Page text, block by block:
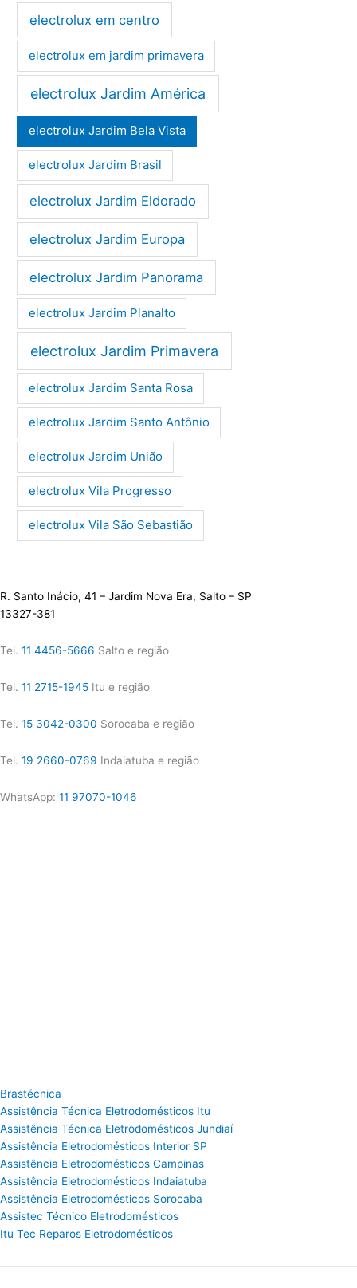
electrolux em centro
electrolux em jardim primavera
electrolux Jardim América
electrolux Jardim Bela Vista
electrolux Jardim Brasil
electrolux Jardim Eldorado
electrolux Jardim Europa
electrolux Jardim Panorama
electrolux Jardim Planalto
electrolux Jardim Primavera
electrolux Jardim Santa Rosa
electrolux Jardim Santo Antônio
electrolux Jardim União
electrolux Vila Progresso
electrolux Vila São Sebastião
R. Santo Inácio, 41 – Jardim Nova Era, Salto – SP
13327-381
Tel. 11 4456-5666 Salto e região
Tel. 11 2715-1945 Itu e região
Tel. 15 3042-0300 Sorocaba e região
Tel. 19 2660-0769 Indaiatuba e região
WhatsApp: 11 97070-1046
Brastécnica
Assistência Técnica Eletrodomésticos Itu
Assistência Técnica Eletrodomésticos Jundiaí
Assistência Eletrodomésticos Interior SP
Assistência Eletrodomésticos Campinas
Assistência Eletrodomésticos Indaiatuba
Assistência Eletrodomésticos Sorocaba
Assistec Técnico Eletrodomésticos
Itu Tec Reparos Eletrodomésticos